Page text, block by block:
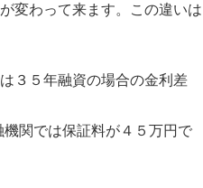
変わって来ます。この違いは
３５年融資の場合の金利差
関では保証料が４５万円で